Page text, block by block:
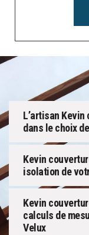
L’artisan
dans le choix
Kevin
isolation de
Kevin
calculs de
Velux